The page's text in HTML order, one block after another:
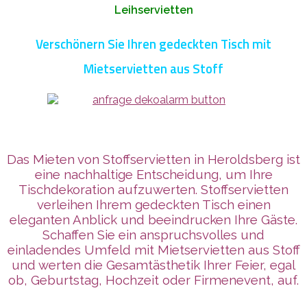
Leihservietten
Verschönern Sie Ihren gedeckten Tisch mit
Mietservietten aus Stoff
Das Mieten von Stoffservietten in Heroldsberg ist
eine nachhaltige Entscheidung, um Ihre
Tischdekoration aufzuwerten. Stoffservietten
verleihen Ihrem gedeckten Tisch einen
eleganten Anblick und beeindrucken Ihre Gäste.
Schaffen Sie ein anspruchsvolles und
einladendes Umfeld mit Mietservietten aus Stoff
und werten die Gesamtästhetik Ihrer Feier, egal
ob, Geburtstag, Hochzeit oder Firmenevent, auf.